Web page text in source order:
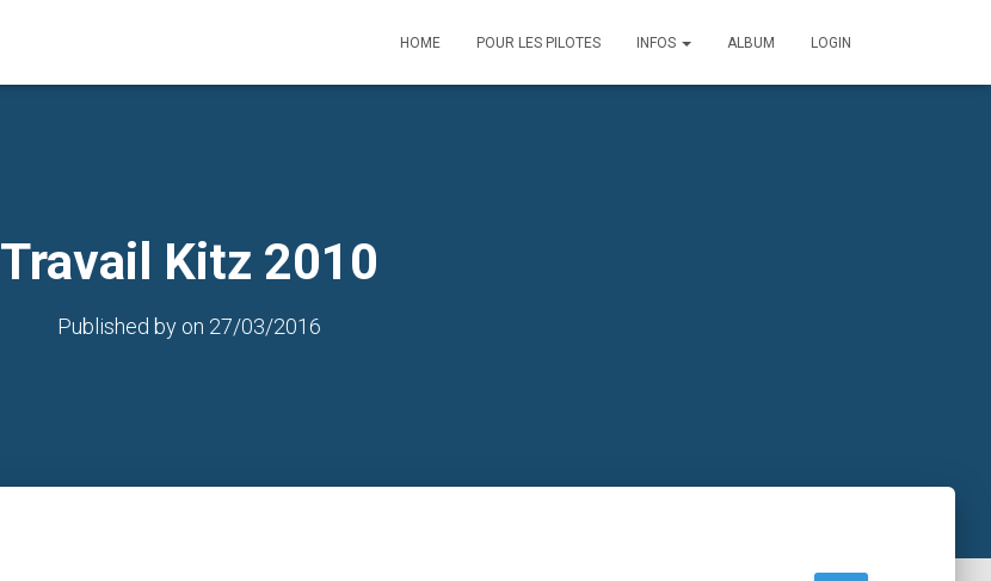
HOME POUR LES PILOTES INFOS ALBUM LOGIN
Travail Kitz 2010
Published by on 27/03/2016